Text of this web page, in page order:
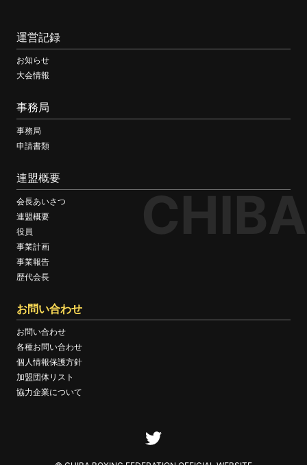
CHIBA
運営記録
お知らせ
大会情報
事務局
事務局
申請書類
連盟概要
会長あいさつ
連盟概要
役員
事業計画
事業報告
歴代会長
お問い合わせ
お問い合わせ
各種お問い合わせ
個人情報保護方針
加盟団体リスト
協力企業について